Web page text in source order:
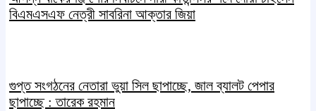
বিএমএসএফ নেত্রী সাবরিনা আক্তার জিয়া
গুপ্ত সংগঠনের নেতারা ভুয়া সিল ছাপাচ্ছে, জাল ব্যালট পেপার
ছাপাচ্ছে : তারেক রহমান